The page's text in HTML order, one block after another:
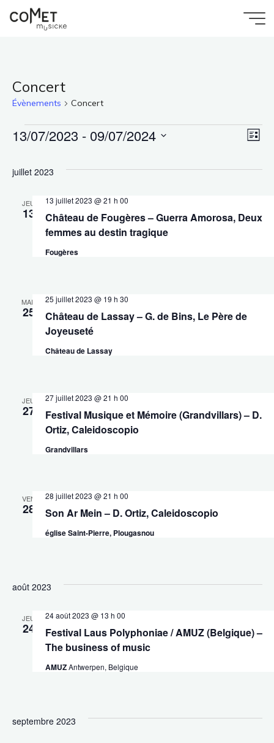
Concert
Évènements Concert
Évènements
par
de
Liste
13/07/2023 - 09/07/2024
une
juillet 2023
JEU
13
Château de Fougères – Guerra Amorosa, Deux
femmes au destin tragique
13 juillet 2023 @ 21 h 00
Fougères
MAR
25
Château de Lassay – G. de Bins, Le Père de
Joyeuseté
25 juillet 2023 @ 19 h 30
Château de Lassay
JEU
27
Festival Musique et Mémoire (Grandvillars) – D.
Ortiz, Caleidoscopio
27 juillet 2023 @ 21 h 00
Grandvillars
VEN
28 Son Ar Mein – D. Ortiz, Caleidoscopio
28 juillet 2023 @ 21 h 00
église Saint-Pierre, Plougasnou
août 2023
JEU
24
Festival Laus Polyphoniae / AMUZ (Belgique) –
The business of music
24 août 2023 @ 13 h 00
AMUZAntwerpen, Belgique
septembre 2023